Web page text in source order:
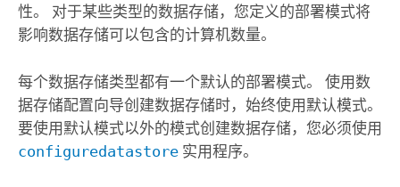
性。 对于某些类型的数据存储，您定义的部署模式将
影响数据存储可以包含的计算机数量。
每个数据存储类型都有一个默认的部署模式。 使用数
据存储配置向导创建数据存储时，始终使用默认模式。
要使用默认模式以外的模式创建数据存储，您必须使用
configuredatastore实用程序。